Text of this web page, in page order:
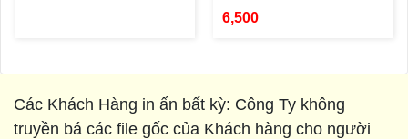
6,500
Các Khách Hàng in ấn bất kỳ: Công Ty không
truyền bá các file gốc của Khách hàng cho người